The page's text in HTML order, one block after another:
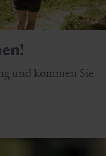
und kommen Sie